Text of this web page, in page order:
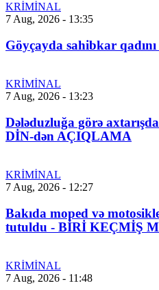
KRİMİNAL
7 Aug, 2026 - 13:35
Göyçayda sahibkar qadını
KRİMİNAL
7 Aug, 2026 - 13:23
Dələduzluğa görə
DİN-dən AÇIQLAMA
KRİMİNAL
7 Aug, 2026 - 12:27
Bakıda moped və
tutuldu - BİRİ KEÇMİŞ
KRİMİNAL
7 Aug, 2026 - 11:48